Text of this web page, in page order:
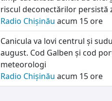
riscul deconectărilor persistă
Radio Chișinău acum 15 ore
Canicula va lovi centrul și
august. Cod Galben și cod
meteorologi
Radio Chișinău acum 15 ore